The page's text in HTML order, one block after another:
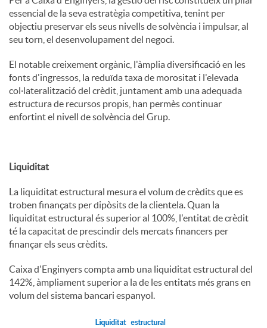
essencial de la seva estratègia competitiva, tenint per
objectiu preservar els seus nivells de solvència i impulsar, al
seu torn, el desenvolupament del negoci.
El notable creixement orgànic, l'àmplia diversificació en les
fonts d'ingressos, la reduïda taxa de morositat i l'elevada
col·lateralització del crèdit, juntament amb una adequada
estructura de recursos propis, han permès continuar
enfortint el nivell de solvència del Grup.
Liquiditat
La liquiditat estructural mesura el volum de crèdits que es
troben finançats per dipòsits de la clientela. Quan la
liquiditat estructural és superior al 100%, l'entitat de crèdit
té la capacitat de prescindir dels mercats financers per
finançar els seus crèdits.
Caixa d'Enginyers compta amb una liquiditat estructural del
142%, àmpliament superior a la de les entitats més grans en
volum del sistema bancari espanyol.